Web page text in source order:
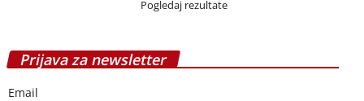
Pogledaj rezultate
Prijava za newsletter
Email